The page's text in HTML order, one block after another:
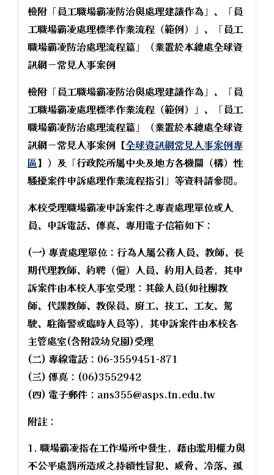
檢附「員工職場霸凌防治與處理建議作為」、「員
工職場霸凌處理標準作業流程（範例）」、「員工
職場霸凌防治處理流程篇」（業置於本總處全球資
訊網－常見人事案例
檢附「員工職場霸凌防治與處理建議作為」、「員
工職場霸凌處理標準作業流程（範例）」、「員工
職場霸凌防治處理流程篇」（業置於本總處全球資
訊網－常見人事案例【全球資訊網常見人事案例專
區】）及「行政院所屬中央及地方各機關（構）性
騷擾案件申訴處理作業流程指引」等資料請參閱。
本校受理職場霸凌申訴案件之專責處理單位或人
員、申訴電話、傳真、專用電子信箱如下：
(一) 專責處理單位：行為人屬公務人員、教師、長
期代理教師、約聘（僱）人員、約用人員者，其申
訴案件由本校人事室受理：其餘人員(如社團教
師、代課教師、教保員、廚工、技工、工友、駕
駛、駐衛警或臨時人員等)，其申訴案件由本校各
主管處室(含附設幼兒園)受理
(二) 專線電話：06-3559451-871
(三) 傳真：(06)3552942
(四) 電子郵件：ans355@asps.tn.edu.tw
附註：
1. 職場霸凌指在工作場所中發生，藉由濫用權力與
不公平處罰所造成之持續性冒犯、威脅、冷落、孤